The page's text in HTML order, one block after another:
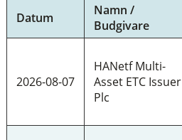
Datum
Namn /
Budgivare
2026-08-07
HANetf Multi-
Asset ETC Issuer
Plc